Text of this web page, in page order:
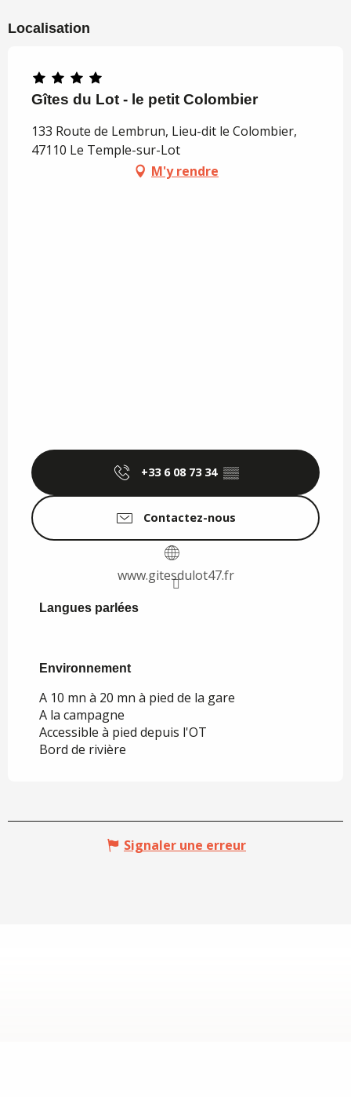
Localisation
Gîtes du Lot - le petit Colombier
133 Route de Lembrun, Lieu-dit le Colombier,
47110 Le Temple-sur-Lot
M'y rendre
+33 6 08 73 34 ▒▒
Contactez-nous
www.gitesdulot47.fr
Langues parlées
Langues parlées
Environnement
Environnement
A 10 mn à 20 mn à pied de la gare
A la campagne
Accessible à pied depuis l'OT
Bord de rivière
Signaler une erreur